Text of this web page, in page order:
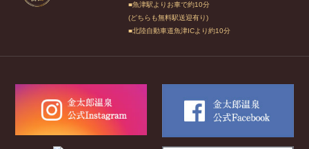
■魚津駅よりお車で約10分
(どちらも無料駅送迎有り)
■北陸自動車道魚津ICより約10分